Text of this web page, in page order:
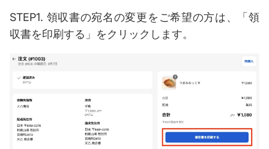
STEP1. 領収書の宛名の変更をご希望の方は、
「領
収書を印刷する」をクリックします。